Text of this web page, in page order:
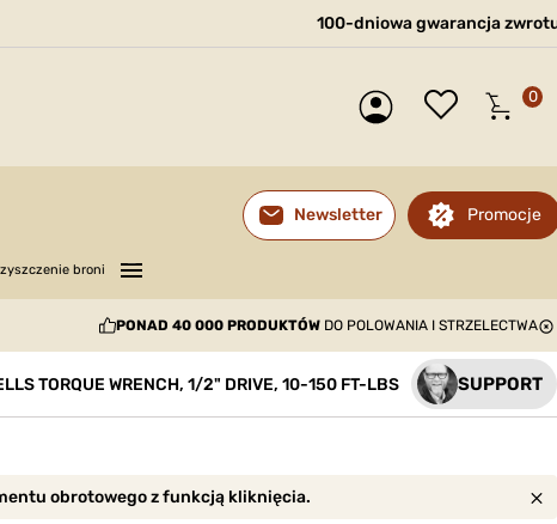
100-dniowa gwarancja
0
Newsletter Promocje
broni —
—
—
PONAD 40 000 PRODUKTÓW DO POLOWANIA I STRZELECTWA
TORQUE WRENCH, 1/2" DRIVE, 10-150 FT-LBS SUPPORT
obrotowego z funkcją kliknięcia.